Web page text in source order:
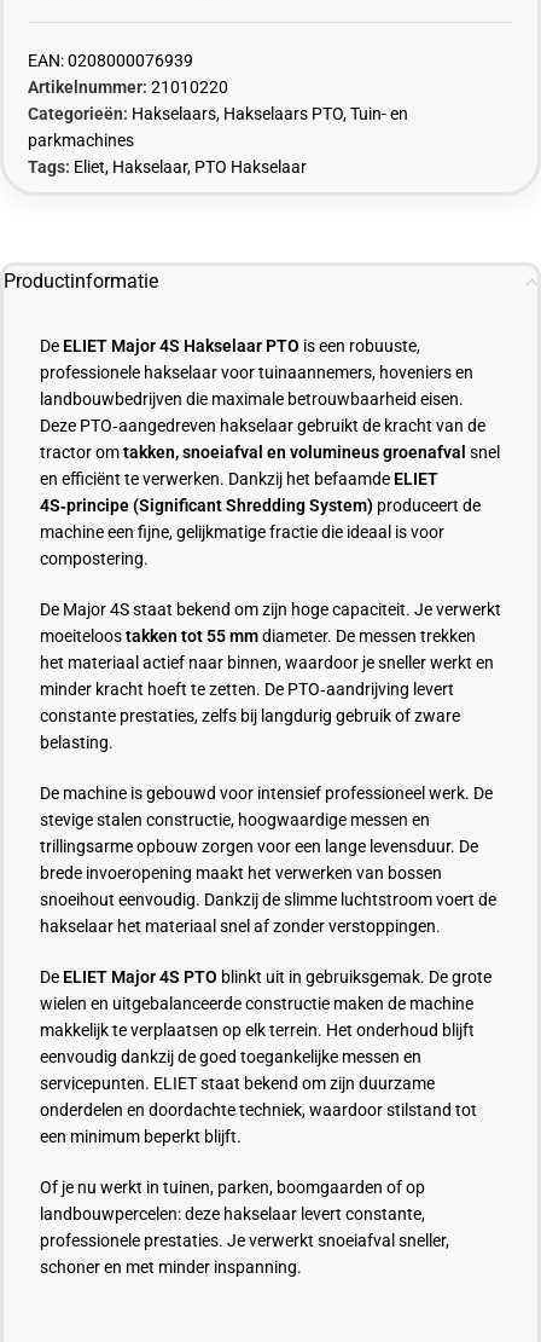
EAN:0208000076939
Artikelnummer: 21010220
Categorieën: Hakselaars, Hakselaars PTO,Tuin- en
parkmachines
Tags: Eliet, Hakselaar, PTO Hakselaar
Productinformatie
De ELIET Major 4S Hakselaar PTO is een robuuste,
professionele hakselaar voor tuinaannemers, hoveniers en
landbouwbedrijven die maximale betrouwbaarheid eisen.
Deze PTO‑aangedreven hakselaar gebruikt de kracht van de
tractor omtakken, snoeiafval en volumineus groenafval snel
en efficiënt te verwerken. Dankzij het befaamde ELIET
4S‑principe (Significant Shredding System) produceert de
machine een fijne, gelijkmatige fractie die ideaal is voor
compostering.
De Major 4S staat bekend om zijn hoge capaciteit. Je verwerkt
moeiteloostakken tot 55 mmdiameter. De messen trekken
het materiaal actief naar binnen, waardoor je sneller werkt en
minder kracht hoeft te zetten. De PTO‑aandrijving levert
constante prestaties, zelfs bij langdurig gebruik of zware
belasting.
De machine is gebouwd voor intensief professioneel werk. De
stevige stalen constructie, hoogwaardige messen en
trillingsarme opbouw zorgen voor een lange levensduur. De
brede invoeropening maakt het verwerken van bossen
snoeihout eenvoudig. Dankzij de slimme luchtstroom voert de
hakselaar het materiaal snel af zonder verstoppingen.
De ELIET Major 4S PTO blinkt uit in gebruiksgemak. De grote
wielen en uitgebalanceerde constructie maken de machine
makkelijk te verplaatsen op elk terrein. Het onderhoud blijft
eenvoudig dankzij de goed toegankelijke messen en
servicepunten. ELIET staat bekend om zijn duurzame
onderdelen en doordachte techniek, waardoor stilstand tot
een minimum beperkt blijft.
Of je nu werkt in tuinen, parken, boomgaarden of op
landbouwpercelen: deze hakselaar levert constante,
professionele prestaties. Je verwerkt snoeiafval sneller,
schoner en met minder inspanning.